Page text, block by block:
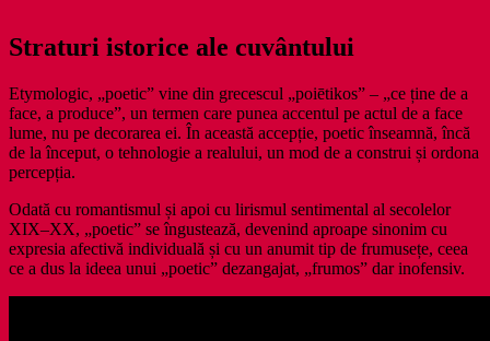
Straturi istorice ale cuvântului
Etymologic, „poetic” vine din grecescul „poiētikos” – „ce ține de a
face, a produce”, un termen care punea accentul pe actul de a face
lume, nu pe decorarea ei. În această accepție, poetic înseamnă, încă
de la început, o tehnologie a realului, un mod de a construi și ordona
percepția.
Odată cu romantismul și apoi cu lirismul sentimental al secolelor
XIX–XX, „poetic” se îngustează, devenind aproape sinonim cu
expresia afectivă individuală și cu un anumit tip de frumusețe, ceea
ce a dus la ideea unui „poetic” dezangajat, „frumos” dar inofensiv.